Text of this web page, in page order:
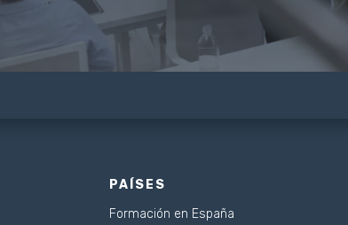
PAÍSES
Formación en España